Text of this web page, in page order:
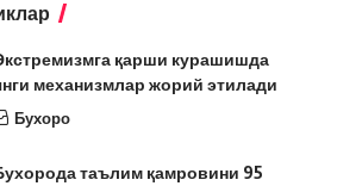
қарши курашишда
механизмлар жорий этилади
Бухоро
таълим қамровини 95